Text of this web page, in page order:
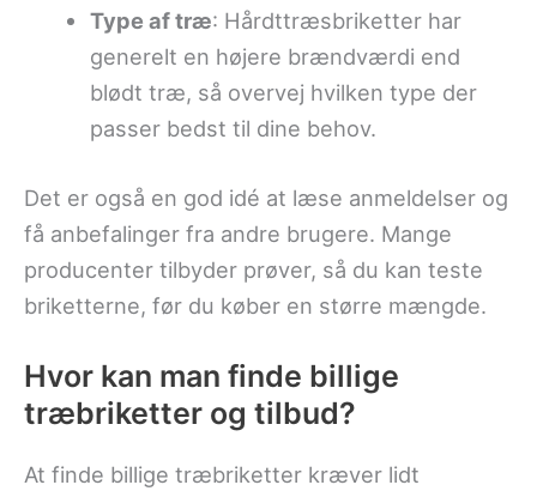
Type af træ: Hårdttræsbriketter har
generelt en højere brændværdi end
blødt træ, så overvej hvilken type der
passer bedst til dine behov.
Det er også en god idé at læse anmeldelser og
få anbefalinger fra andre brugere. Mange
producenter tilbyder prøver, så du kan teste
briketterne, før du køber en større mængde.
Hvor kan man finde billige
træbriketter og tilbud?
At finde billige træbriketter kræver lidt